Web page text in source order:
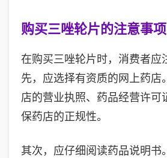
购买三唑轮片的注意事项
在购买三唑轮片时，消费者应
先，应选择有资质的网上药店
店的营业执照、药品经营许可
保药店的正规性。
其次，应仔细阅读药品说明书